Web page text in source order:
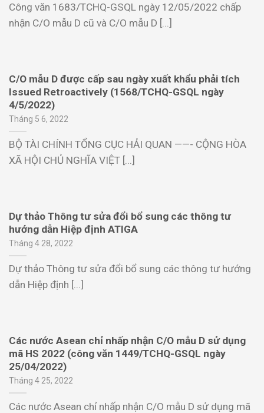
Công văn 1683/TCHQ-GSQL ngày 12/05/2022 chấp
nhận C/O mẫu D cũ và C/O mẫu D [...]
C/O mẫu D được cấp sau ngày xuất khẩu phải tích
Issued Retroactively (1568/TCHQ-GSQL ngày
4/5/2022)
Tháng 5 6, 2022
BỘ TÀI CHÍNH TỔNG CỤC HẢI QUAN ——- CỘNG HÒA
XÃ HỘI CHỦ NGHĨA VIỆT [...]
Dự thảo Thông tư sửa đổi bổ sung các thông tư
hướng dẫn Hiệp định ATIGA
Tháng 4 28, 2022
Dự thảo Thông tư sửa đổi bổ sung các thông tư hướng
dẫn Hiệp định [...]
Các nước Asean chỉ nhấp nhận C/O mẫu D sử dụng
mã HS 2022 (công văn 1449/TCHQ-GSQL ngày
25/04/2022)
Tháng 4 25, 2022
Các nước Asean chỉ nhấp nhận C/O mẫu D sử dụng mã